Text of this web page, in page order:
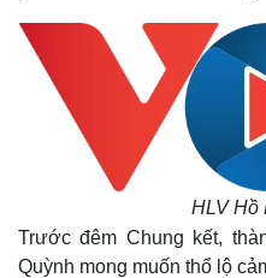
HLV Hồ
Trước đêm Chung kết,
Quỳnh mong muốn thổ lộ